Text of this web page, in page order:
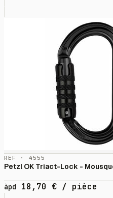
RÉF · 4555
Petzl OK Triact-Lock -
àpd 18,70 € / pièce